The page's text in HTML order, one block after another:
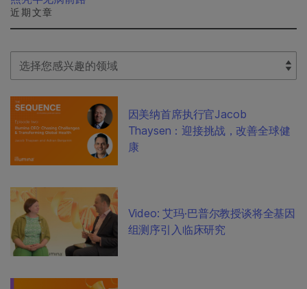
近期文章
Select Filter
因美纳首席执行官Jacob
Thaysen：迎接挑战，改善全球健
康
Video: 艾玛·巴普尔教授谈将全基因
组测序引入临床研究